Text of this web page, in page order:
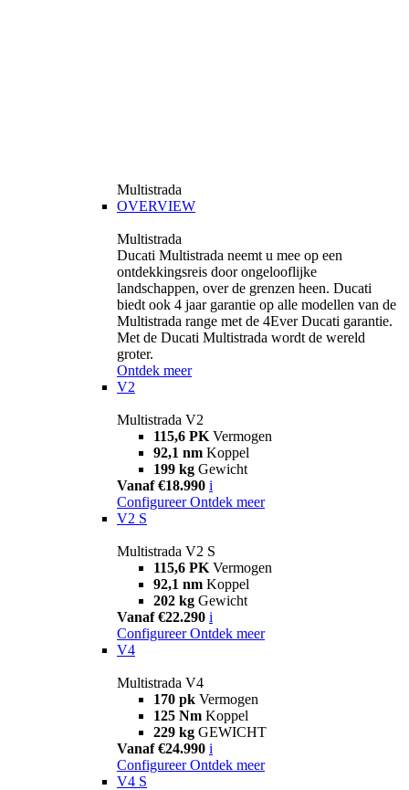
Multistrada
OVERVIEW
Multistrada
Ducati Multistrada neemt u mee op een
ontdekkingsreis door ongelooflijke
landschappen, over de grenzen heen. Ducati
biedt ook 4 jaar garantie op alle modellen van de
Multistrada range met de 4Ever Ducati garantie.
Met de Ducati Multistrada wordt de wereld
groter.
Ontdek meer
V2
Multistrada V2
115,6 PK Vermogen
92,1 nm Koppel
199 kg Gewicht
Vanaf €18.990 i
Configureer Ontdek meer
V2 S
Multistrada V2 S
115,6 PK Vermogen
92,1 nm Koppel
202 kg Gewicht
Vanaf €22.290 i
Configureer Ontdek meer
V4
Multistrada V4
170 pk Vermogen
125 Nm Koppel
229 kg GEWICHT
Vanaf €24.990 i
Configureer Ontdek meer
V4 S